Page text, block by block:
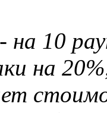
- на 10
на